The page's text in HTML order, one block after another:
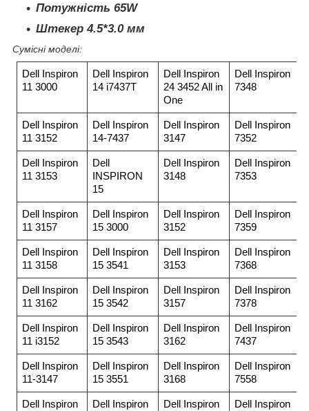
Потужність 65W
Штекер 4.5*3.0 мм
Сумісні моделі:
Dell Inspiron
11 3000
Dell Inspiron
14 i7437T
Dell Inspiron
24 3452 All in
One
Dell Inspiron
7348
Dell Inspiron
11 3152
Dell Inspiron
14-7437
Dell Inspiron
3147
Dell Inspiron
7352
Dell Inspiron
11 3153
Dell
INSPIRON
15
Dell Inspiron
3148
Dell Inspiron
7353
Dell Inspiron
11 3157
Dell Inspiron
15 3000
Dell Inspiron
3152
Dell Inspiron
7359
Dell Inspiron
11 3158
Dell Inspiron
15 3541
Dell Inspiron
3153
Dell Inspiron
7368
Dell Inspiron
11 3162
Dell Inspiron
15 3542
Dell Inspiron
3157
Dell Inspiron
7378
Dell Inspiron
11 i3152
Dell Inspiron
15 3543
Dell Inspiron
3162
Dell Inspiron
7437
Dell Inspiron
11-3147
Dell Inspiron
15 3551
Dell Inspiron
3168
Dell Inspiron
7558
Dell Inspiron
Dell Inspiron
Dell Inspiron
Dell Inspiron